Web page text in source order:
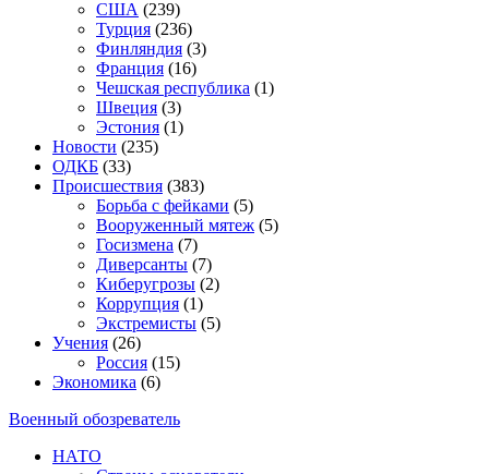
США (239)
Турция (236)
Финляндия (3)
Франция (16)
Чешская республика (1)
Швеция (3)
Эстония (1)
Новости (235)
ОДКБ (33)
Происшествия (383)
Борьба с фейками (5)
Вооруженный мятеж (5)
Госизмена (7)
Диверсанты (7)
Киберугрозы (2)
Коррупция (1)
Экстремисты (5)
Учения (26)
Россия (15)
Экономика (6)
Военный обозреватель
НАТО